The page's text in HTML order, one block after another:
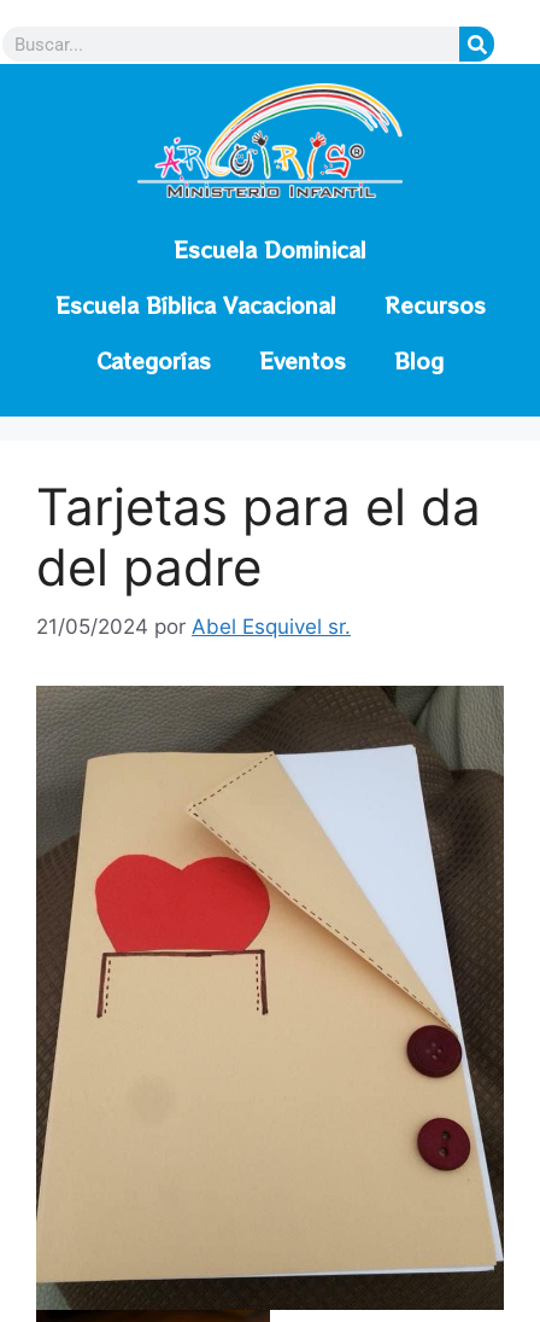
Escuela Dominical
Escuela Bíblica Vacacional
Recursos
Categorías
Eventos Blog
Tarjetas para el da
del padre
21/05/2024 por Abel Esquivel sr.